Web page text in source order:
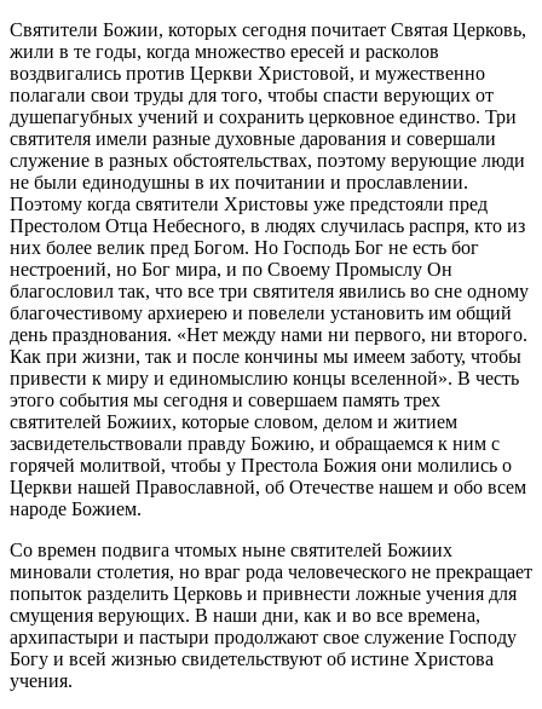
Святители Божии, которых сегодня почитает Святая Церковь,
жили в те годы, когда множество ересей и расколов
воздвигались против Церкви Христовой, и мужественно
полагали свои труды для того, чтобы спасти верующих от
душепагубных учений и сохранить церковное единство. Три
святителя имели разные духовные дарования и совершали
служение в разных обстоятельствах, поэтому верующие люди
не были единодушны в их почитании и прославлении.
Поэтому когда святители Христовы уже предстояли пред
Престолом Отца Небесного, в людях случилась распря, кто из
них более велик пред Богом. Но Господь Бог не есть бог
нестроений, но Бог мира, и по Своему Промыслу Он
благословил так, что все три святителя явились во сне одному
благочестивому архиерею и повелели установить им общий
день празднования. «Нет между нами ни первого, ни второго.
Как при жизни, так и после кончины мы имеем заботу, чтобы
привести к миру и единомыслию концы вселенной». В честь
этого события мы сегодня и совершаем память трех
святителей Божиих, которые словом, делом и житием
засвидетельствовали правду Божию, и обращаемся к ним с
горячей молитвой, чтобы у Престола Божия они молились о
Церкви нашей Православной, об Отечестве нашем и обо всем
народе Божием.
Со времен подвига чтомых ныне святителей Божиих
миновали столетия, но враг рода человеческого не прекращает
попыток разделить Церковь и привнести ложные учения для
смущения верующих. В наши дни, как и во все времена,
архипастыри и пастыри продолжают свое служение Господу
Богу и всей жизнью свидетельствуют об истине Христова
учения.